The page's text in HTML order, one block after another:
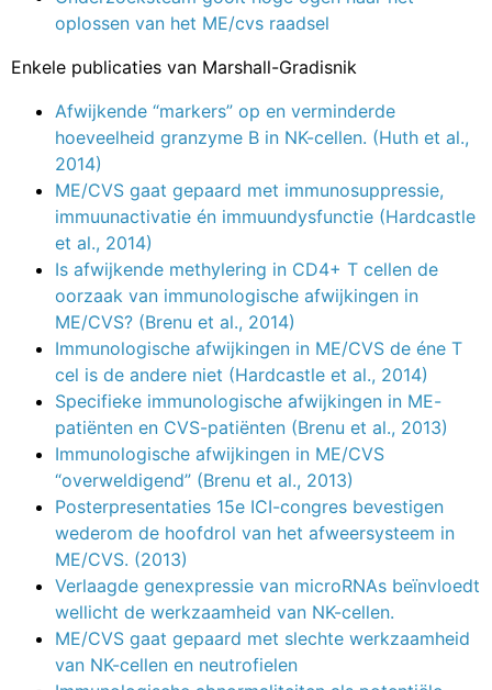
oplossen van het ME/cvs raadsel
Enkele publicaties van Marshall-Gradisnik
Afwijkende “markers” op en verminderde
hoeveelheid granzyme B in NK-cellen. (Huth et al.,
2014)
ME/CVS gaat gepaard met immunosuppressie,
immuunactivatie én immuundysfunctie (Hardcastle
et al., 2014)
Is afwijkende methylering in CD4+ T cellen de
oorzaak van immunologische afwijkingen in
ME/CVS? (Brenu et al., 2014)
Immunologische afwijkingen in ME/CVS de éne T
cel is de andere niet (Hardcastle et al., 2014)
Specifieke immunologische afwijkingen in ME-
patiënten en CVS-patiënten (Brenu et al., 2013)
Immunologische afwijkingen in ME/CVS
“overweldigend” (Brenu et al., 2013)
Posterpresentaties 15e ICI-congres bevestigen
wederom de hoofdrol van het afweersysteem in
ME/CVS. (2013)
Verlaagde genexpressie van microRNAs beïnvloedt
wellicht de werkzaamheid van NK-cellen.
ME/CVS gaat gepaard met slechte werkzaamheid
van NK-cellen en neutrofielen